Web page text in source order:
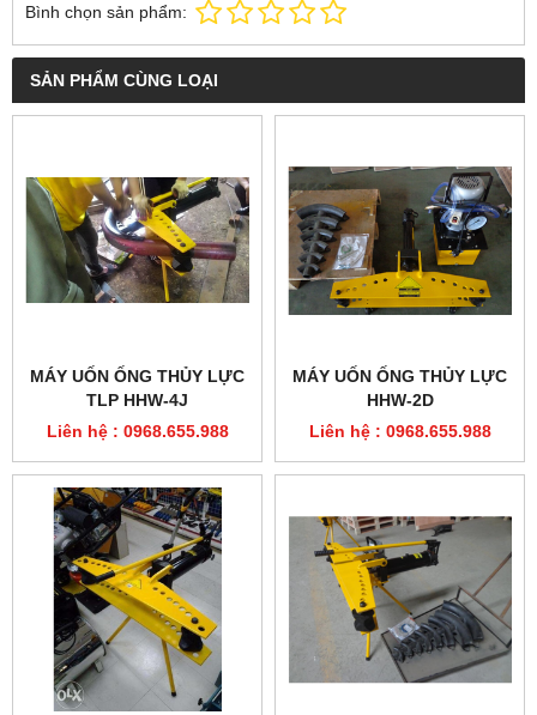
Bình chọn sản phẩm:
SẢN PHẨM CÙNG LOẠI
MÁY UỐN ỐNG THỦY LỰC
TLP HHW-4J
Liên hệ : 0968.655.988
MÁY UỐN ỐNG THỦY LỰC
HHW-2D
Liên hệ : 0968.655.988